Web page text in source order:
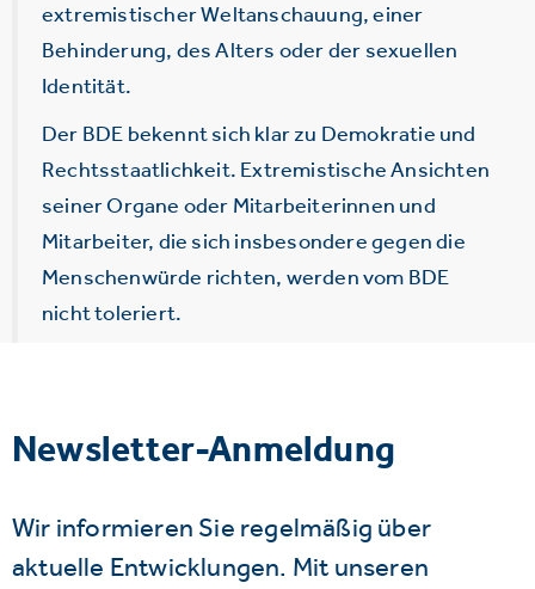
extremistischer Weltanschauung, einer
Behinderung, des Alters oder der sexuellen
Identität.
Der BDE bekennt sich klar zu Demokratie und
Rechtsstaatlichkeit. Extremistische Ansichten
seiner Organe oder Mitarbeiterinnen und
Mitarbeiter, die sich insbesondere gegen die
Menschenwürde richten, werden vom BDE
nicht toleriert.
Newsletter-Anmeldung
Wir informieren Sie regelmäßig über
aktuelle Entwicklungen. Mit unseren